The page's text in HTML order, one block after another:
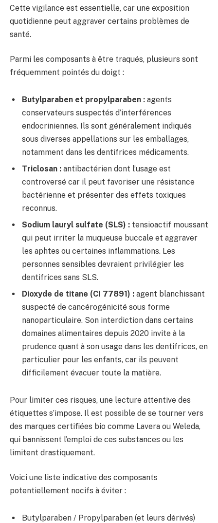
Cette vigilance est essentielle, car une exposition
quotidienne peut aggraver certains problèmes de
santé.
Parmi les composants à être traqués, plusieurs sont
fréquemment pointés du doigt :
Butylparaben et propylparaben : agents
conservateurs suspectés d’interférences
endocriniennes. Ils sont généralement indiqués
sous diverses appellations sur les emballages,
notamment dans les dentifrices médicaments.
Triclosan : antibactérien dont l’usage est
controversé car il peut favoriser une résistance
bactérienne et présenter des effets toxiques
reconnus.
Sodium lauryl sulfate (SLS) : tensioactif moussant
qui peut irriter la muqueuse buccale et aggraver
les aphtes ou certaines inflammations. Les
personnes sensibles devraient privilégier les
dentifrices sans SLS.
Dioxyde de titane (CI 77891) : agent blanchissant
suspecté de cancérogénicité sous forme
nanoparticulaire. Son interdiction dans certains
domaines alimentaires depuis 2020 invite à la
prudence quant à son usage dans les dentifrices, en
particulier pour les enfants, car ils peuvent
difficilement évacuer toute la matière.
Pour limiter ces risques, une lecture attentive des
étiquettes s’impose. Il est possible de se tourner vers
des marques certifiées bio comme Lavera ou Weleda,
qui bannissent l’emploi de ces substances ou les
limitent drastiquement.
Voici une liste indicative des composants
potentiellement nocifs à éviter :
Butylparaben / Propylparaben (et leurs dérivés)